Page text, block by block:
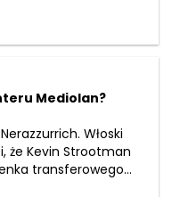
Mediolan?
Włoski
że Kevin Strootman
transferowego...